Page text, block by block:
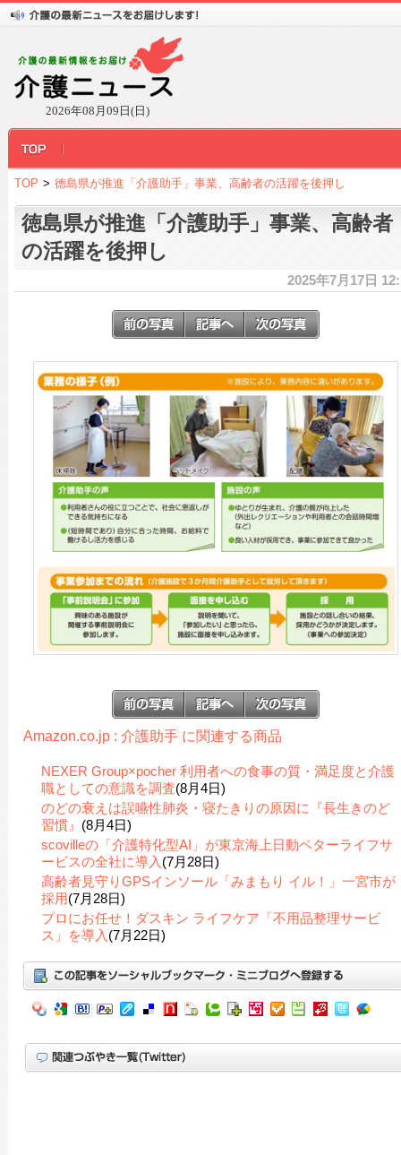
2026年08月09日(日)
TOP > 徳島県が推進「介護助手」事業、高齢者の活躍を後押し
徳島県が推進「介護助手」事業、高齢者
の活躍を後押し
2025年7月17日
Amazon.co.jp : 介護助手 に関連する商品
NEXER Group×pocher 利用者への食事の質・満足度と介護
職としての意識を調査(8月4日)
のどの衰えは誤嚥性肺炎・寝たきりの原因に『長生きのど
習慣』 (8月4日)
scovilleの「介護特化型AI」が東京海上日動ベターライフサ
ービスの全社に導入 (7月28日)
高齢者見守りGPSインソール「みまもり イル！」一宮市が
採用(7月28日)
プロにお任せ！ダスキン ライフケア「不用品整理サービ
ス」を導入 (7月22日)